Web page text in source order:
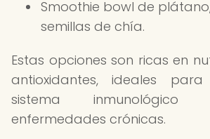
Smoothie bowl de
semillas de chía.
Estas opciones son ricas en
antioxidantes, ideales
sistema
enfermedades crónicas.